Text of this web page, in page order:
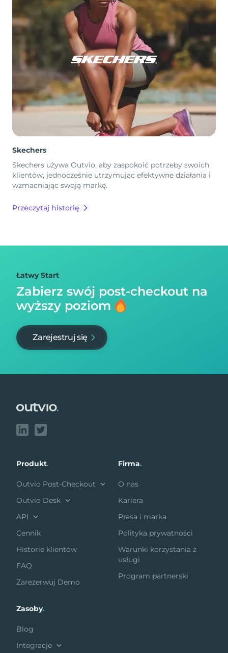
Skechers
Skechers używa Outvio, aby zaspokoić potrzeby swoich
klientów, jednocześnie utrzymując efektywne działania i
wzmacniając swoją markę.
Przeczytaj historię
Łatwy Start
Zabierz swój post-checkout na
wyższy poziom
Zarejestruj się
Produkt.
Outvio Post-Checkout
Outvio Desk
API
Cennik
Historie klientów
FAQ
Zarezerwuj Demo
Firma.
O nas
Kariera
Prasa i marka
Polityka prywatności
Warunki korzystania z
usługi
Program partnerski
Zasoby.
Blog
Integracje